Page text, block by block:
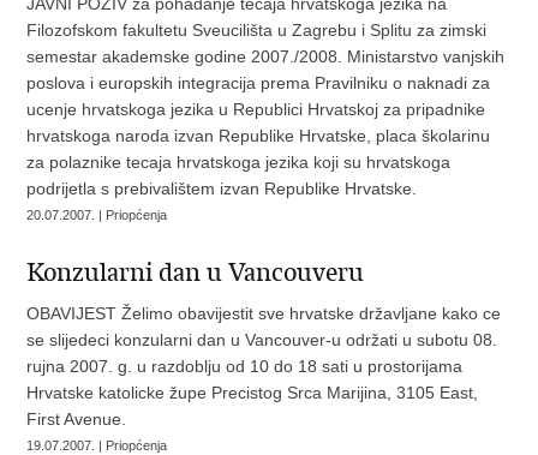
Filozofskom fakultetu Sveucilišta u Zagrebu i Splitu za zimski
semestar akademske godine 2007./2008. Ministarstvo vanjskih
poslova i europskih integracija prema Pravilniku o naknadi za
ucenje hrvatskoga jezika u Republici Hrvatskoj za pripadnike
hrvatskoga naroda izvan Republike Hrvatske, placa školarinu
za polaznike tecaja hrvatskoga jezika koji su hrvatskoga
podrijetla s prebivalištem izvan Republike Hrvatske.
20.07.2007. | Priopćenja
Konzularni dan u Vancouveru
OBAVIJEST Želimo obavijestit sve hrvatske državljane kako ce
se slijedeci konzularni dan u Vancouver-u održati u subotu 08.
rujna 2007. g. u razdoblju od 10 do 18 sati u prostorijama
Hrvatske katolicke župe Precistog Srca Marijina, 3105 East,
First Avenue.
19.07.2007. | Priopćenja